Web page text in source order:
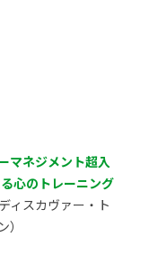
マネジメント超入
心のトレーニング
ィスカヴァー・ト